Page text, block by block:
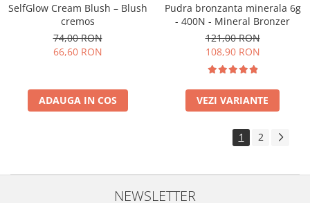
SelfGlow Cream Blush – Blush
cremos
74,00 RON
66,60 RON
ADAUGA IN COS
Pudra bronzanta minerala 6g
- 400N - Mineral Bronzer
121,00 RON
108,90 RON
VEZI VARIANTE
1 2
NEWSLETTER